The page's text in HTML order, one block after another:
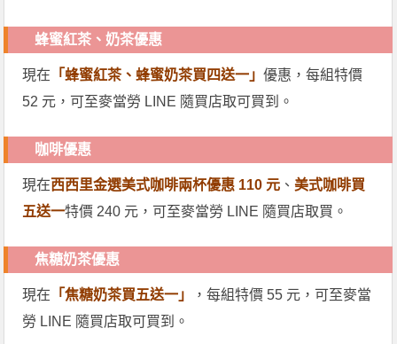
蜂蜜紅茶、奶茶優惠
現在 「蜂蜜紅茶、蜂蜜奶茶買四送一」優惠，每組特價
52 元，可至麥當勞 LINE 隨買店取可買到。
咖啡優惠
現在西西里金選美式咖啡兩杯優惠 110 元 、美式咖啡買
五送一特價 240 元，可至麥當勞 LINE 隨買店取買。
焦糖奶茶優惠
現在 「焦糖奶茶買五送一」
，每組特價 55 元，可至麥當
勞 LINE 隨買店取可買到。